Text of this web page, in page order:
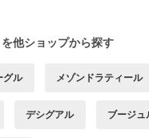
を他ショップから探す
グル メゾンドラティール
デシグアル ブージュ